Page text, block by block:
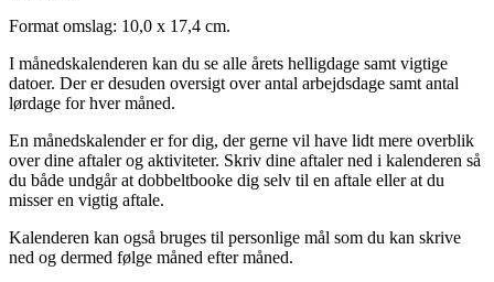
Format omslag: 10,0 x 17,4 cm.
I månedskalenderen kan du se alle årets helligdage samt vigtige
datoer. Der er desuden oversigt over antal arbejdsdage samt antal
lørdage for hver måned.
En månedskalender er for dig, der gerne vil have lidt mere overblik
over dine aftaler og aktiviteter. Skriv dine aftaler ned i kalenderen så
du både undgår at dobbeltbooke dig selv til en aftale eller at du
misser en vigtig aftale.
Kalenderen kan også bruges til personlige mål som du kan skrive
ned og dermed følge måned efter måned.